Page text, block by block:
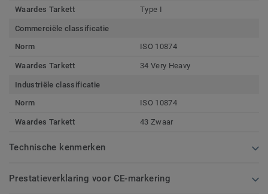
Waardes Tarkett Type I
Commerciële classificatie
Norm
ISO 10874
Waardes Tarkett 34 Very Heavy
Industriële classificatie
Norm
ISO 10874
Waardes Tarkett 43 Zwaar
Technische kenmerken
Prestatieverklaring voor CE-markering